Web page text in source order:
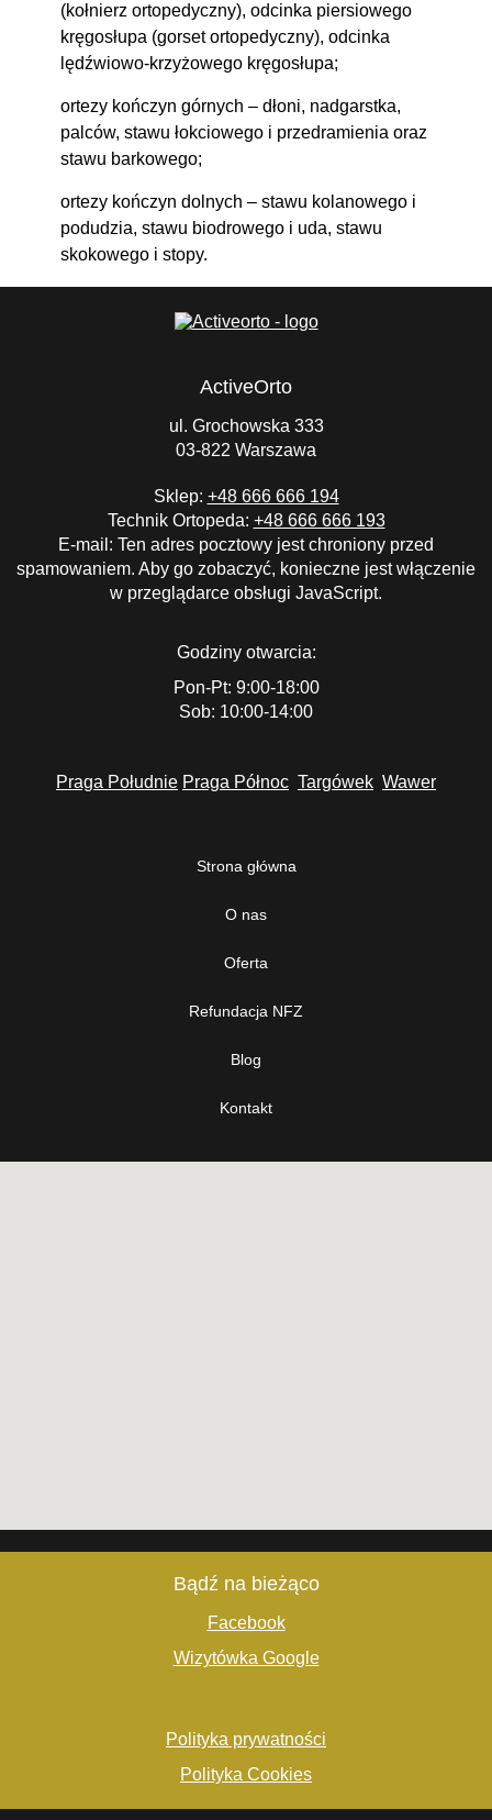
(kołnierz ortopedyczny), odcinka piersiowego
kręgosłupa (gorset ortopedyczny), odcinka
lędźwiowo-krzyżowego kręgosłupa;
ortezy kończyn górnych – dłoni, nadgarstka,
palców, stawu łokciowego i przedramienia oraz
stawu barkowego;
ortezy kończyn dolnych – stawu kolanowego i
podudzia, stawu biodrowego i uda, stawu
skokowego i stopy.
ActiveOrto
ul. Grochowska 333
03-822 Warszawa
Sklep: +48 666 666 194
Technik Ortopeda: +48 666 666 193
E-mail: Ten adres pocztowy jest chroniony przed
spamowaniem. Aby go zobaczyć, konieczne jest włączenie
w przeglądarce obsługi JavaScript.
Godziny otwarcia:
Pon-Pt: 9:00-18:00
Sob: 10:00-14:00
Praga Południe Praga Północ Targówek Wawer
Strona główna
O nas
Oferta
Refundacja NFZ
Blog
Kontakt
Bądź na bieżąco
Facebook
Wizytówka Google
Polityka prywatności
Polityka Cookies